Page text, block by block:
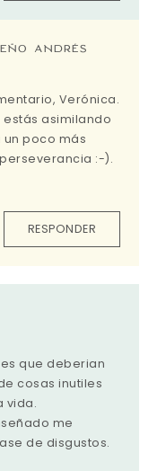
ANDRÉS
Verónica.
estás asimilando
poco más
:-).
RESPONDER
que deberian
cosas inutiles
vida.
me
de disgustos.